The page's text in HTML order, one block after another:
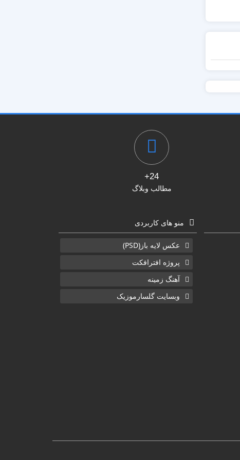
24+
مطالب وبلاگ
منو های کاربردی
عکس لایه باز(PSD)
پروژه افترافکت
آهنگ زمینه
وبسایت گلسارموزیک